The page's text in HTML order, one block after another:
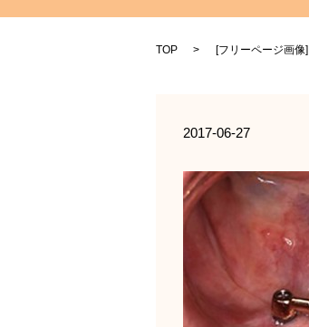
TOP [フリーページ画像]
2017-06-27